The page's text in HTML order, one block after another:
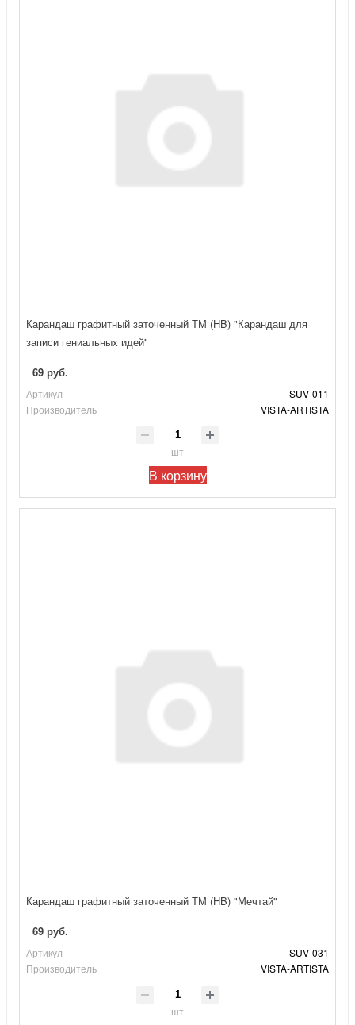
Карандаш графитный заточенный ТМ (HB) "Карандаш для
записи гениальных идей"
69 руб.
Артикул
SUV-011
Производитель
VISTA-ARTISTA
шт
В корзину
Карандаш графитный заточенный ТМ (HB) "Мечтай"
69 руб.
Артикул
SUV-031
Производитель
VISTA-ARTISTA
шт